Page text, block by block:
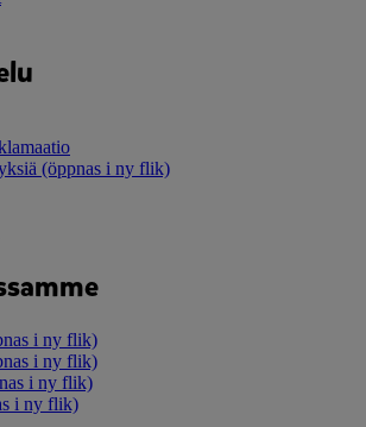
(öppnas i ny flik)
i ny flik)
i ny flik)
i ny flik)
i ny flik)